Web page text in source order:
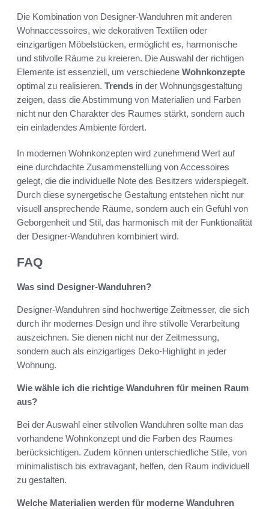
Die Kombination von Designer-Wanduhren mit anderen
Wohnaccessoires, wie dekorativen Textilien oder
einzigartigen Möbelstücken, ermöglicht es, harmonische
und stilvolle Räume zu kreieren. Die Auswahl der richtigen
Elemente ist essenziell, um verschiedene Wohnkonzepte
optimal zu realisieren. Trends in der Wohnungsgestaltung
zeigen, dass die Abstimmung von Materialien und Farben
nicht nur den Charakter des Raumes stärkt, sondern auch
ein einladendes Ambiente fördert.
In modernen Wohnkonzepten wird zunehmend Wert auf
eine durchdachte Zusammenstellung von Accessoires
gelegt, die die individuelle Note des Besitzers widerspiegelt.
Durch diese synergetische Gestaltung entstehen nicht nur
visuell ansprechende Räume, sondern auch ein Gefühl von
Geborgenheit und Stil, das harmonisch mit der Funktionalität
der Designer-Wanduhren kombiniert wird.
FAQ
Was sind Designer-Wanduhren?
Designer-Wanduhren sind hochwertige Zeitmesser, die sich
durch ihr modernes Design und ihre stilvolle Verarbeitung
auszeichnen. Sie dienen nicht nur der Zeitmessung,
sondern auch als einzigartiges Deko-Highlight in jeder
Wohnung.
Wie wähle ich die richtige Wanduhren für meinen Raum
aus?
Bei der Auswahl einer stilvollen Wanduhren sollte man das
vorhandene Wohnkonzept und die Farben des Raumes
berücksichtigen. Zudem können unterschiedliche Stile, von
minimalistisch bis extravagant, helfen, den Raum individuell
zu gestalten.
Welche Materialien werden für moderne Wanduhren